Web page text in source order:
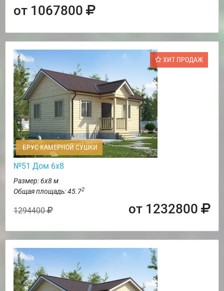
от 1067800
ХИТ ПРОДАЖ
БРУС КАМЕРНОЙ СУШКИ
№51 Дом 6х8
Размер: 6х8 м
Общая площадь: 45.72
1294400 от 1232800